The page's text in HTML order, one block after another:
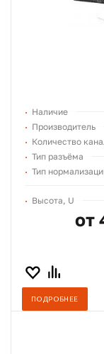
Наличие
Производитель
Количество
Тип разъёма
Тип
Высота, U
от
ПОДРОБНЕЕ